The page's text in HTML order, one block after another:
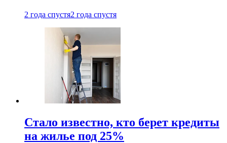
2 года спустя2 года спустя
Стало известно, кто берет кредиты
на жилье под 25%